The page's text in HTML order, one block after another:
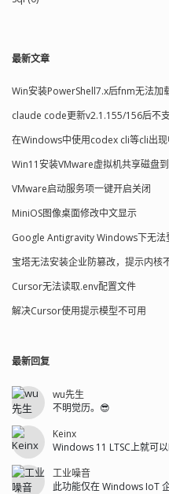
最新文章
Win安装PowerShell7.x后fnm无法加
claude code更新v2.1.155/156后不
在Windows中使用codex cli等cli出
Win11安装VMware虚拟机共享磁盘
VMware启动服务项一键开启关闭
MiniOS图像桌面修改中文显示
Google Antigravity Windows下无法
宝塔无法安装企业防篡改，提示内核
Cursor无法读取.env配置文件
解决Cursor使用提示模型不可用
最新回复
wu先生
不明觉历。😎
Keinx
Windows 11 LTSC上就可
工业噪音
此功能仅在 Windows IoT